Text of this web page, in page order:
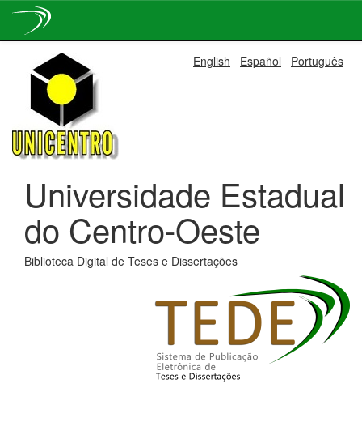
navigation
English Español Português
Universidade Estadual
do Centro-Oeste
Biblioteca Digital de Teses e Dissertações